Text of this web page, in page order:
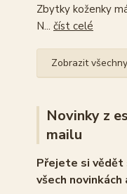
Zbytky koženky
N... číst celé
Zobrazit
Novinky z
mailu
Přejete si
všech novinkách